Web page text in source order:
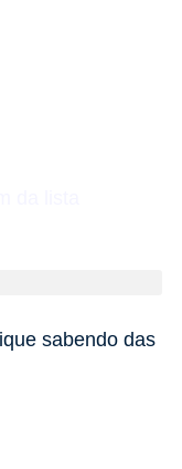
sabendo das